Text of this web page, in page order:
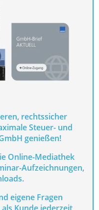
rechtssicher
Steuer- und
genießen!
Online-Mediathek
Aufzeichnungen,
eigene Fragen
Kunde jederzeit